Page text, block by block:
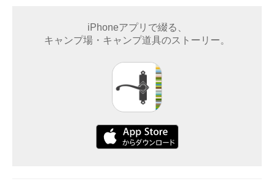
iPhoneアプリで綴る、
キャンプ場・キャンプ道具のストーリー。